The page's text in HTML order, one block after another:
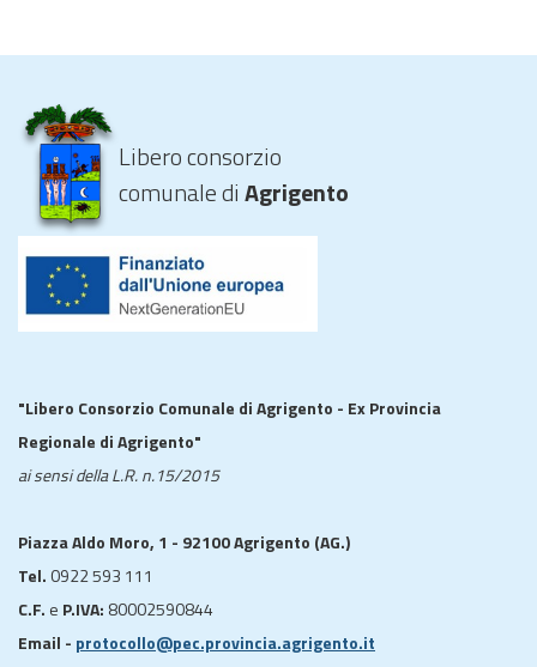
Libero consorzio
comunale diAgrigento
"Libero Consorzio Comunale di Agrigento - Ex Provincia
Regionale di Agrigento"
ai sensi della L.R. n.15/2015
Piazza Aldo Moro, 1 - 92100 Agrigento (AG.)
Tel. 0922 593 111
C.F. e P.IVA: 80002590844
Email - protocollo@pec.provincia.agrigento.it